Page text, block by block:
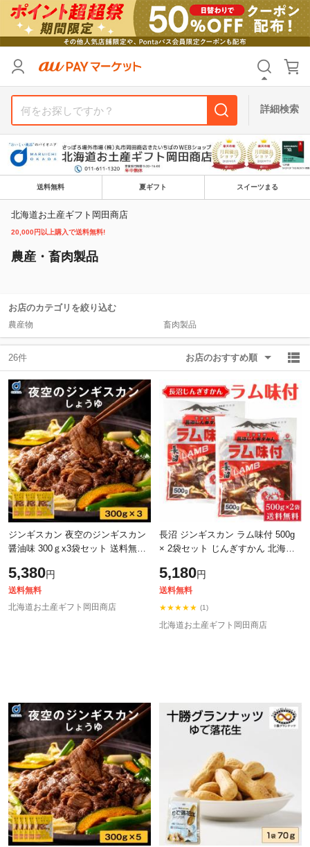
詳細検索
送料無料 夏ギフト スイーツまる
北海道お土産ギフト岡田商店
20,000円以上購入で送料無料!
農産・畜肉製品
お店のカテゴリを絞り込む
農産物 畜肉製品
26件 お店のおすすめ順
ジンギスカン 夜空のジンギスカン
醤油味 300ｇx3袋セット 送料無料
よぞじん 北海道 お土産 お中元
5,380円
送料無料
北海道お土産ギフト岡田商店
長沼 ジンギスカン ラム味付 500g
× 2袋セット じんぎすかん 北海道
ゼント BBQ お中元 ギフト 人気
5,180円
送料無料
★★★★★ (1)
北海道お土産ギフト岡田商店
支払い方法
その他の条件
送料無料
Pontaパス特典対象すべて
サンキュー配送対象
キーワード
除外ワード
リセット
支払い方法
その他の条件
送料無料
Pontaパス特典対象すべて
サンキュー配送対象
キーワード
除外ワード